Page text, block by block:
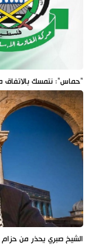
"حماس": نتمسك بالاتفاق
الشيخ صبري يحذر من